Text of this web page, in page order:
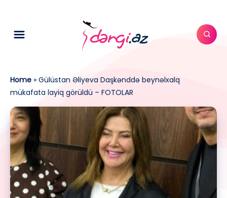
Home » Gülüstan Əliyeva Daşkənddə beynəlxalq
mükafata layiq görüldü – FOTOLAR